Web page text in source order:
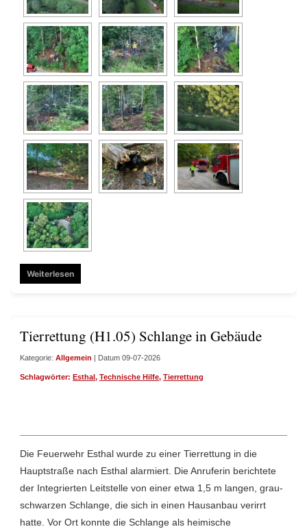
Weiterlesen
Tierrettung (H1.05) Schlange in Gebäude
Kategorie: Allgemein | Datum 09-07-2026
Schlagwörter: Esthal, Technische Hilfe, Tierrettung
Die Feuerwehr Esthal wurde zu einer Tierrettung in die
Hauptstraße nach Esthal alarmiert. Die Anruferin berichtete
der Integrierten Leitstelle von einer etwa 1,5 m langen, grau-
schwarzen Schlange, die sich in einen Hausanbau verirrt
hatte. Vor Ort konnte die Schlange als heimische